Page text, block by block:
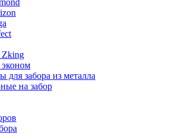
Zking
эконом
для забора из металла
на забор